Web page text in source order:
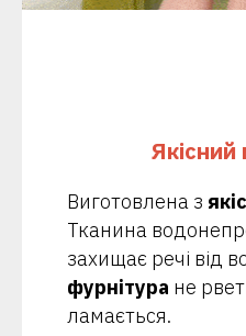
Якісний
Виготовлена з
Тканина
захищає речі від
фурнітура не
ламається.